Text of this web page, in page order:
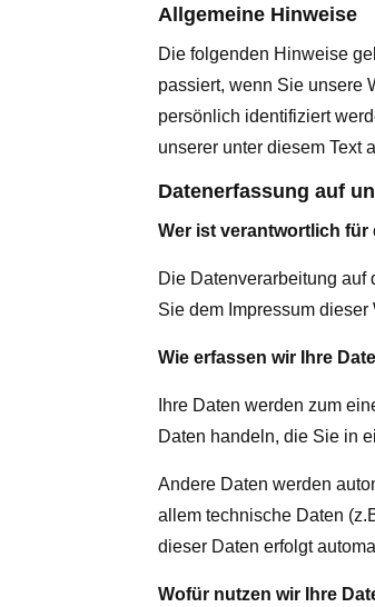
Allgemeine Hinweise
Die folgenden Hinweise
passiert, wenn Sie unsere
persönlich identifiziert
unserer unter diesem Text
Datenerfassung auf
Wer ist verantwortlich für
Die Datenverarbeitung auf
Sie dem Impressum dieser
Wie erfassen wir Ihre
Ihre Daten werden zum
Daten handeln, die Sie in
Andere Daten werden
allem technische Daten
dieser Daten erfolgt
Wofür nutzen wir Ihre